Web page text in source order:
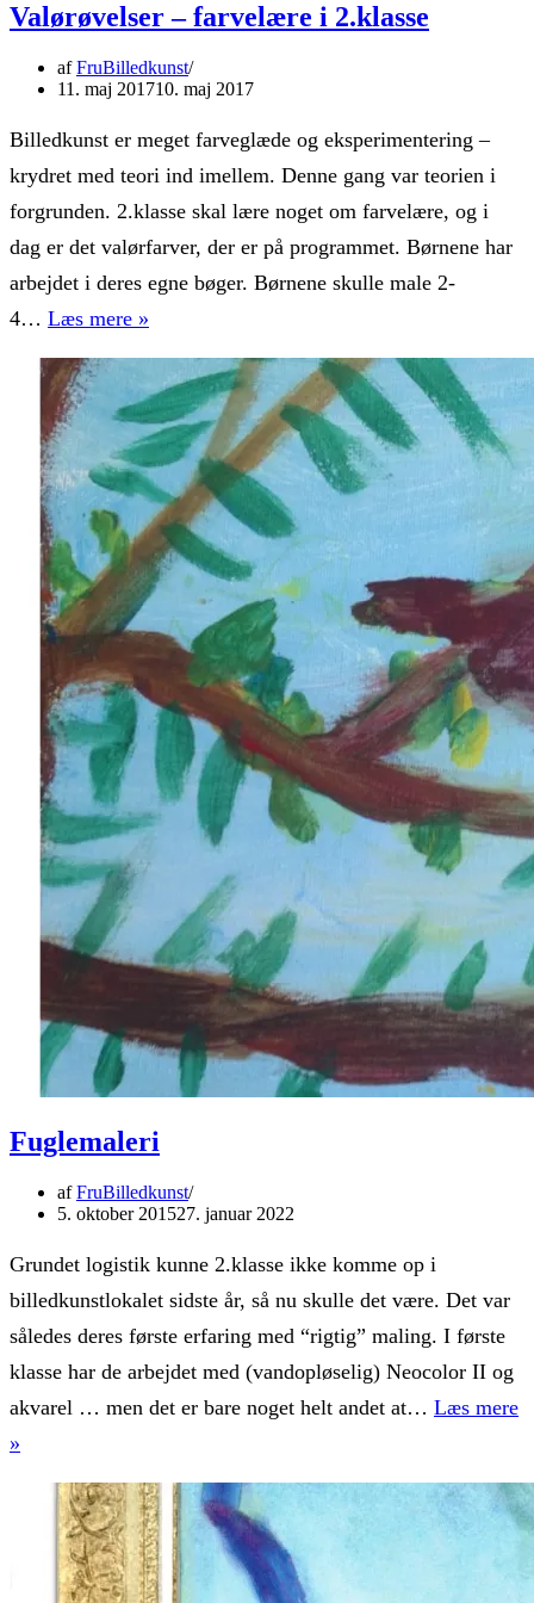
Valørøvelser – farvelære i 2.klasse
afFruBilledkunst
11. maj 201710. maj 2017
Billedkunst er meget farveglæde og eksperimentering –
krydret med teori ind imellem. Denne gang var teorien i
forgrunden. 2.klasse skal lære noget om farvelære, og i
dag er det valørfarver, der er på programmet. Børnene har
arbejdet i deres egne bøger. Børnene skulle male 2-
4… Læs mere »
–
farvelære
i
2.klasse
Fuglemaleri
afFruBilledkunst
5. oktober 201527. januar 2022
Grundet logistik kunne 2.klasse ikke komme op i
billedkunstlokalet sidste år, så nu skulle det være. Det var
således deres første erfaring med “rigtig” maling. I første
klasse har de arbejdet med (vandopløselig) Neocolor II og
akvarel … men det er bare noget helt andet at… Læs mere
»